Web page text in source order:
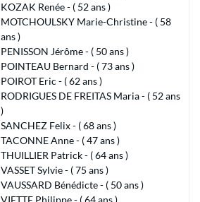
KOZAK Renée - ( 52 ans )
MOTCHOULSKY Marie-Christine - ( 58
ans )
PENISSON Jérôme - ( 50 ans )
POINTEAU Bernard - ( 73 ans )
POIROT Eric - ( 62 ans )
RODRIGUES DE FREITAS Maria - ( 52 ans
)
SANCHEZ Felix - ( 68 ans )
TACONNE Anne - ( 47 ans )
THUILLIER Patrick - ( 64 ans )
VASSET Sylvie - ( 75 ans )
VAUSSARD Bénédicte - ( 50 ans )
VIETTE Philippe - ( 64 ans )